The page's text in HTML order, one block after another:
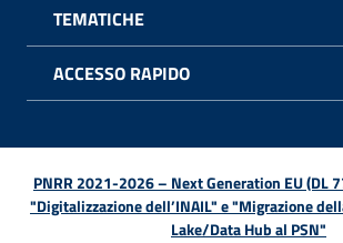
TEMATICHE
ACCESSO RAPIDO
PNRR 2021-2026 – Next Generation EU (DL
"Digitalizzazione dell’INAIL" e "Migrazione
Lake/Data Hub al PSN"